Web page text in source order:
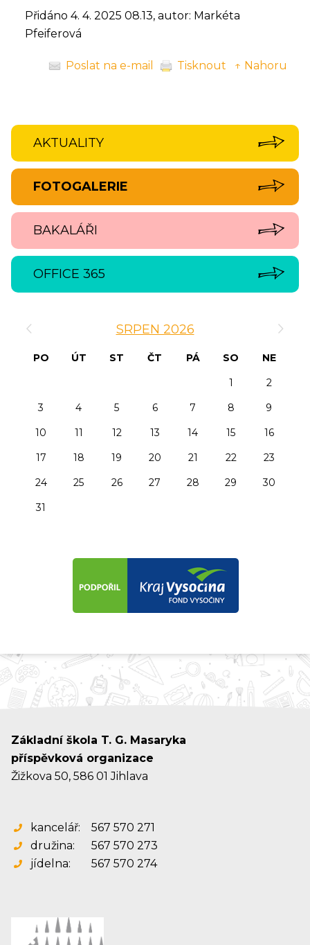
Přidáno 4. 4. 2025 08.13, autor: Markéta
Pfeiferová
Poslat na e-mail Tisknout ↑ Nahoru
AKTUALITY
FOTOGALERIE
BAKALÁŘI
OFFICE 365
SRPEN 2026
PO ÚT ST ČT PÁ SO
NE
1
2
3
4 5 6 7 8
9
10
11 12 13 14 15
16
17
18 19 20 21 22
23
24
25 26 27 28 29
30
31
Základní škola T. G. Masaryka
příspěvková organizace
Žižkova 50, 586 01 Jihlava
kancelář:
567 570 271
družina:
567 570 273
jídelna:
567 570 274